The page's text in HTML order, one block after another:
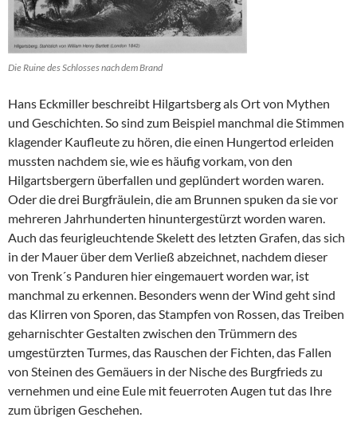
Die Ruine des Schlosses nach dem Brand
Hans Eckmiller beschreibt Hilgartsberg als Ort von Mythen
und Geschichten. So sind zum Beispiel manchmal die Stimmen
klagender Kaufleute zu hören, die einen Hungertod erleiden
mussten nachdem sie, wie es häufig vorkam, von den
Hilgartsbergern überfallen und geplündert worden waren.
Oder die drei Burgfräulein, die am Brunnen spuken da sie vor
mehreren Jahrhunderten hinuntergestürzt worden waren.
Auch das feurigleuchtende Skelett des letzten Grafen, das sich
in der Mauer über dem Verließ abzeichnet, nachdem dieser
von Trenk´s Panduren hier eingemauert worden war, ist
manchmal zu erkennen. Besonders wenn der Wind geht sind
das Klirren von Sporen, das Stampfen von Rossen, das Treiben
geharnischter Gestalten zwischen den Trümmern des
umgestürzten Turmes, das Rauschen der Fichten, das Fallen
von Steinen des Gemäuers in der Nische des Burgfrieds zu
vernehmen und eine Eule mit feuerroten Augen tut das Ihre
zum übrigen Geschehen.